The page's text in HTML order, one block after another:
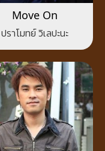
Move On
ปราโมทย์ วิเลปะนะ